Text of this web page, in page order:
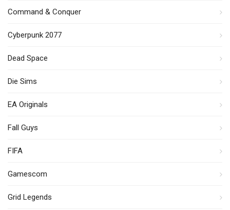
Command & Conquer
Cyberpunk 2077
Dead Space
Die Sims
EA Originals
Fall Guys
FIFA
Gamescom
Grid Legends